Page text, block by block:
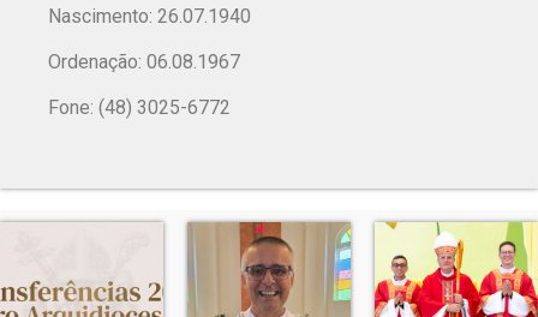
Nascimento: 26.07.1940
Ordenação: 06.08.1967
Fone: (48) 3025-6772